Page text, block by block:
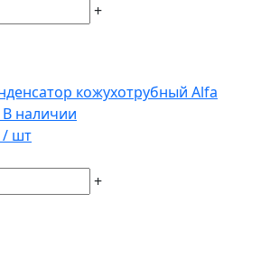
+
кожухотрубный Alfa
В наличии
/ шт
+